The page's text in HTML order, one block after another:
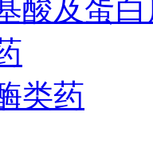
酸及蛋
类药